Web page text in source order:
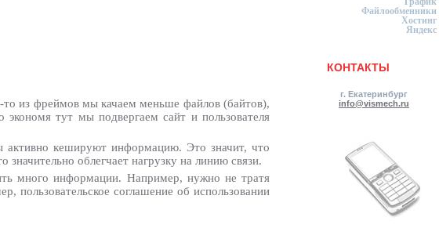
то из фреймов мы качаем меньше файлов (байтов),
тут мы подвергаем сайт и пользователя
активно кешируют информацию. Это значит, что
облегчает нагрузку на линию связи.
много информации. Например, нужно не тратя
пользовательское соглашение об использовании
Файлообменники
Хостинг
Яндекс
КОНТАКТЫ
г. Екатеринбург
info@vismech.ru